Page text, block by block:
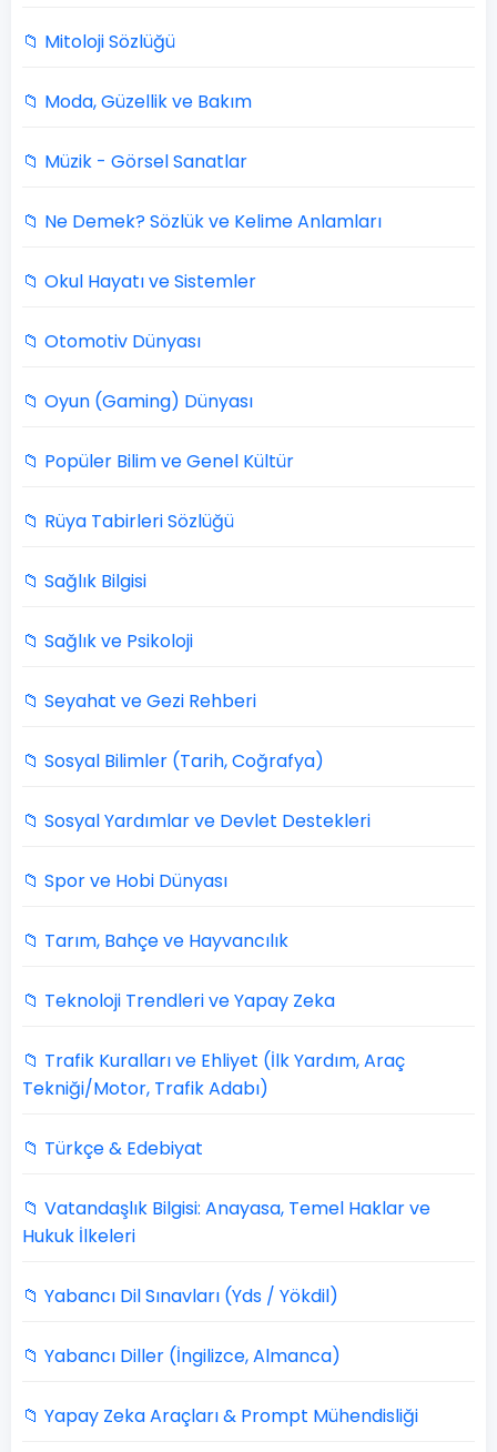
📁 Mitoloji Sözlüğü
📁 Moda, Güzellik ve Bakım
📁 Müzik - Görsel Sanatlar
📁 Ne Demek? Sözlük ve Kelime Anlamları
📁 Okul Hayatı ve Sistemler
📁 Otomotiv Dünyası
📁 Oyun (Gaming) Dünyası
📁 Popüler Bilim ve Genel Kültür
📁 Rüya Tabirleri Sözlüğü
📁 Sağlık Bilgisi
📁 Sağlık ve Psikoloji
📁 Seyahat ve Gezi Rehberi
📁 Sosyal Bilimler (Tarih, Coğrafya)
📁 Sosyal Yardımlar ve Devlet Destekleri
📁 Spor ve Hobi Dünyası
📁 Tarım, Bahçe ve Hayvancılık
📁 Teknoloji Trendleri ve Yapay Zeka
📁 Trafik Kuralları ve Ehliyet (İlk Yardım, Araç
Tekniği/Motor, Trafik Adabı)
📁 Türkçe & Edebiyat
📁 Vatandaşlık Bilgisi: Anayasa, Temel Haklar ve
Hukuk İlkeleri
📁 Yabancı Dil Sınavları (Yds / Yökdil)
📁 Yabancı Diller (İngilizce, Almanca)
📁 Yapay Zeka Araçları & Prompt Mühendisliği